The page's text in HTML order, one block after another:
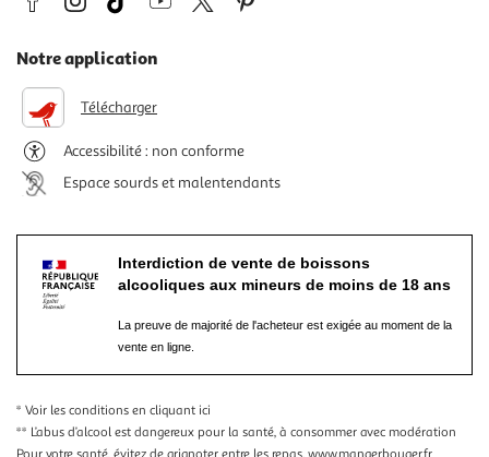
Notre application
Télécharger
Accessibilité : non conforme
Espace sourds et malentendants
Interdiction de vente de boissons
alcooliques aux mineurs de moins de 18 ans
La preuve de majorité de l'acheteur est exigée au moment de la
vente en ligne.
* Voir les conditions en cliquant ici
** L’abus d’alcool est dangereux pour la santé, à consommer avec modération